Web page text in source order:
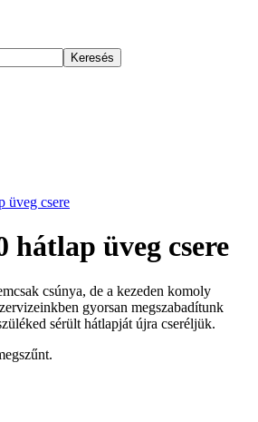
Keresés
üveg csere
hátlap üveg csere
csúnya, de a kezeden komoly
gyorsan megszabadítunk
sérült hátlapját újra cseréljük.